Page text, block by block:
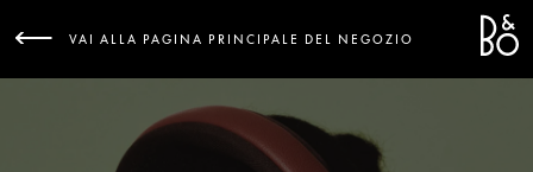
VAI ALLA PAGINA PRINCIPALE DEL NEGOZIO